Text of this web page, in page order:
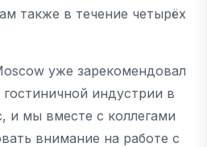
также в течение четырёх
уже зарекомендовал
индустрии в
и мы вместе с коллегами
внимание на работе с